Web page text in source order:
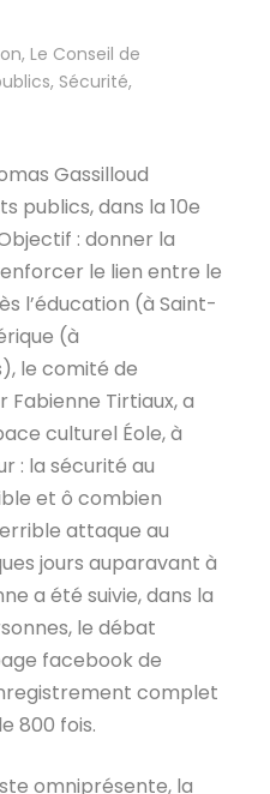
,Le Conseil de
, Sécurité,
Gassilloud
publics, dans la 10e
: donner la
le lien entre le
l’éducation (à Saint-
(à
le comité de
Tirtiaux, a
culturel Éole, à
: la sécurité au
et ô combien
attaque au
jours auparavant à
a été suivie, dans la
le débat
facebook de
complet
800 fois.
omniprésente, la